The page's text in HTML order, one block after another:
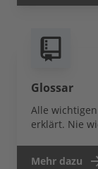
Glossar
Alle
erklärt. Nie
Mehr dazu